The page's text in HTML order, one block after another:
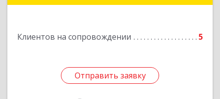
Клиентов на сопровождении 5
Отправить заявку
Отправить заявку